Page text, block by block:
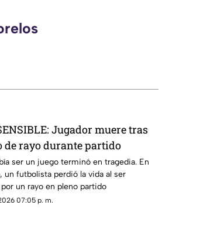
Jugador muere tras
de rayo durante partido
ser un juego terminó en tragedia. En
un futbolista perdió la vida al ser
un rayo en pleno partido
07:05 p. m.